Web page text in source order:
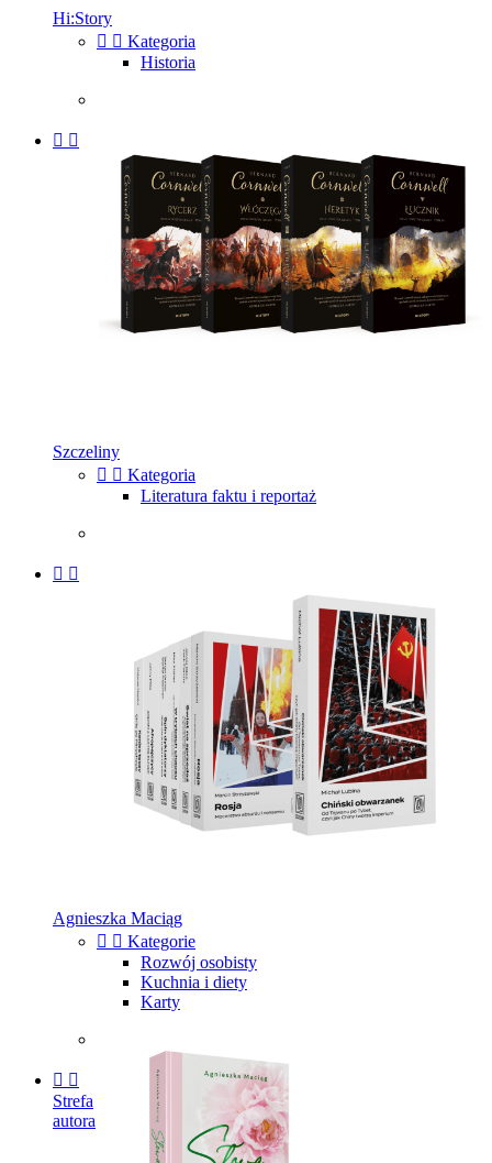
Hi:Story
  Kategoria
Historia
 
Szczeliny
  Kategoria
Literatura faktu i reportaż
 
Agnieszka Maciąg
  Kategorie
Rozwój osobisty
Kuchnia i diety
Karty
 
Strefa
autora